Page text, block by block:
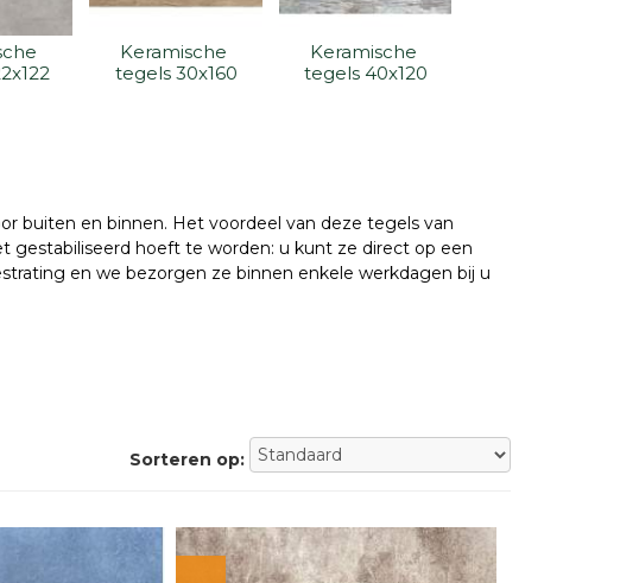
Keramische
tegels 30x160
Keramische
tegels 40x120
buiten en binnen. Het voordeel van deze tegels van
hoeft te worden: u kunt ze direct op een
en we bezorgen ze binnen enkele werkdagen bij u
Sorteren op: